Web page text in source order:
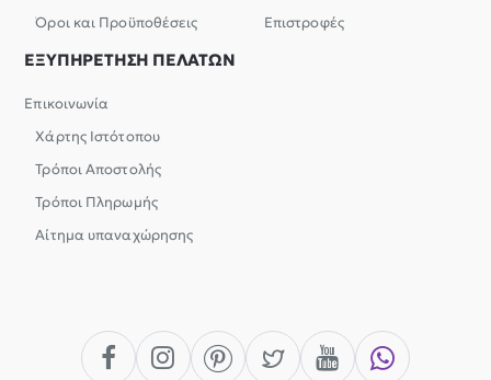
Όροι και Προϋποθέσεις
Επιστροφές
ΕΞΥΠΗΡΕΤΗΣΗ ΠΕΛΑΤΩΝ
Επικοινωνία
Χάρτης Ιστότοπου
Τρόποι Αποστολής
Τρόποι Πληρωμής
Αίτημα υπαναχώρησης